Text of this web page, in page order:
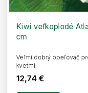
Kiwi veľkoplodé
cm
12,74 €
Veľmi dobrý opeľovač
kvetmi.